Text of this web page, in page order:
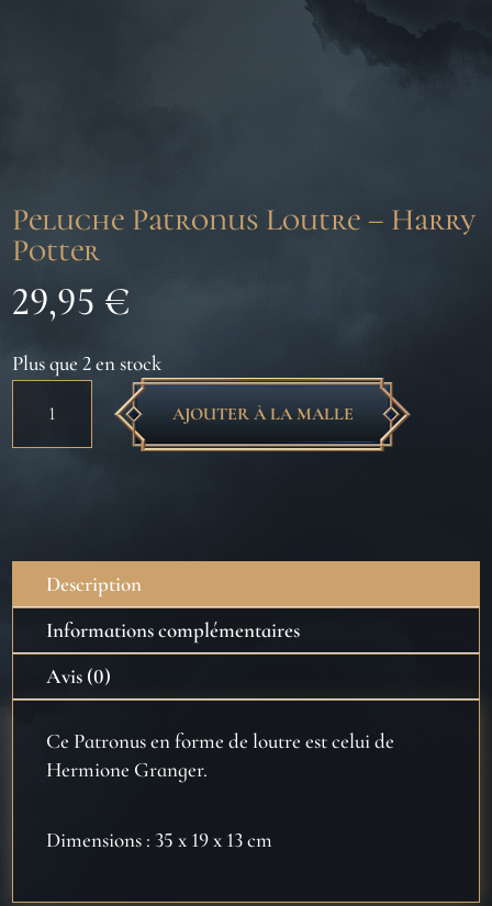
Peluche Patronus Loutre – Harry
Potter
29,95 €
Plus que 2 en stock
Peluche
Harry
Potter
AJOUTER À LA MALLE
Description
Informations complémentaires
Avis (0)
Ce Patronus en forme de loutre est celui de
Hermione Granger.
Dimensions : 35 x 19 x 13 cm